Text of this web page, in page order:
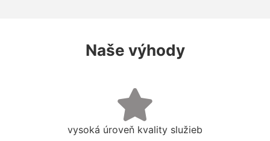
Naše výhody
vysoká úroveň kvality služieb